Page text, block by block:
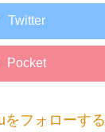
Twitter
Pocket
をフォローする